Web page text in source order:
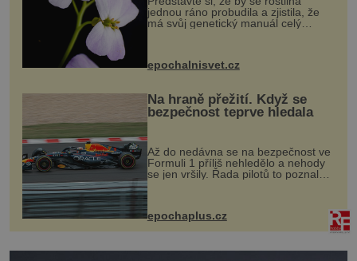
jednou ráno probudila a zjistila, že
má svůj genetický manuál celý
vstupenka...
epochalnisvet.cz
Na hraně přežití. Když se
bezpečnost teprve hledala
Až do nedávna se na bezpečnost ve
Formuli 1 příliš nehledělo a nehody
se jen vršily. Řada pilotů to poznala
na vlastní kůži, často s trvalými
následky nebo bohužel i ztrátou
života. Dnes nepochopiteln...
epochaplus.cz